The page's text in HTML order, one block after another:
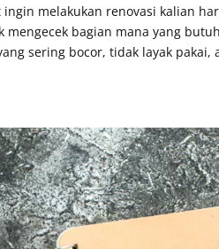
melakukan renovasi kalian
bagian mana yang
sering bocor, tidak layak